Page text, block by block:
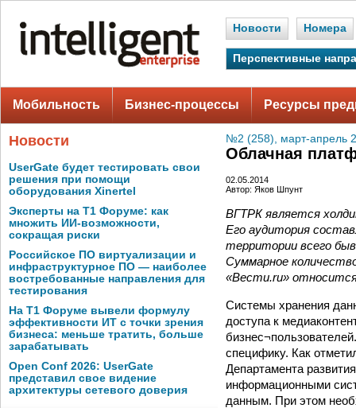
Новости Номера
Перспективные
Мобильность Бизнес-процессы Ресурсы
Новости
UserGate будет тестировать свои
решения при помощи
оборудования Xinertel
Эксперты на Т1 Форуме: как
множить ИИ-возможности,
сокращая риски
Российское ПО виртуализации и
инфраструктурное ПО — наиболее
востребованные направления для
тестирования
На Т1 Форуме вывели формулу
эффективности ИТ с точки зрения
бизнеса: меньше тратить, больше
зарабатывать
Open Conf 2026: UserGate
представил свое видение
архитектуры сетевого доверия
№2 (258), март-апрель
Облачная
02.05.2014
Автор: Яков Шпунт
ВГТРК является
Его аудитория
территории всего
Суммарное
«Вести.ru»
Системы хранения
доступа к
специфику. Как
Департамента
информационными
данным. При этом